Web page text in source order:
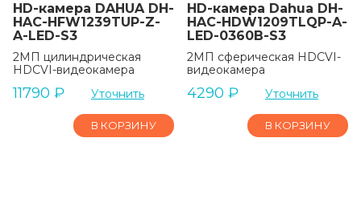
HD-камера DAHUA DH-
HAC-HFW1239TUP-Z-
A-LED-S3
2МП цилиндрическая
HDCVI-видеокамера
11790 ₽ Уточнить
В КОРЗИНУ
HD-камера Dahua DH-
HAC-HDW1209TLQP-A-
LED-0360B-S3
2МП сферическая HDCVI-
видеокамера
4290 ₽ Уточнить
В КОРЗИНУ